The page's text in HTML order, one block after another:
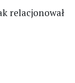
relacjonował